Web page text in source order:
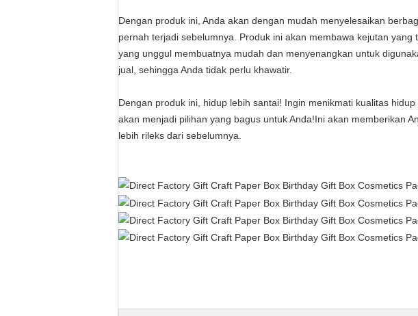
Dengan produk ini, Anda akan dengan mudah menyelesaikan
pernah terjadi sebelumnya. Produk ini akan membawa kejutan
yang unggul membuatnya mudah dan menyenangkan untuk
jual, sehingga Anda tidak perlu khawatir.
Dengan produk ini, hidup lebih santai! Ingin menikmati kualitas
akan menjadi pilihan yang bagus untuk Anda!Ini akan memberikan
lebih rileks dari sebelumnya.